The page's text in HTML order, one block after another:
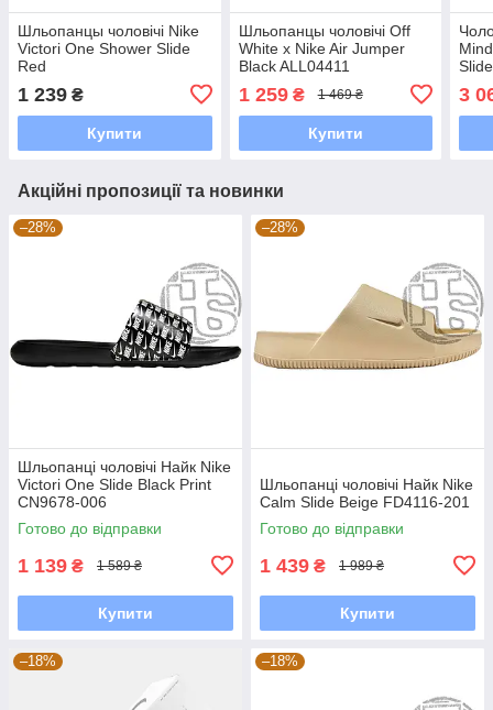
Шльопанцы чоловічі Nіkе
Victori One Shower Slide
Red
1 239 ₴
Купити
Шльопанцы чоловічі Off
White x Nike Air Jumper
Black ALL04411
1 259₴ 1 469 ₴
Купити
3
Акційні пропозиції та новинки
–28%
Шльопанці чоловічі Найк Nike
Victori One Slide Black Print
CN9678-006
Готово до відправки
1 139 ₴ 1 589 ₴
Купити
–28%
Шльопанці чоловічі Найк Nike
Calm Slide Beige FD4116-201
Готово до відправки
1 439 ₴ 1 989 ₴
Купити
–18% –18%